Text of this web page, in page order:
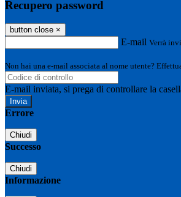
Recupero password
button close ×
E-mail Verrà
Non hai una e-mail associata al nome utente?
E-mail inviata, si prega di controllare la
Errore
Chiudi
Successo
Chiudi
Informazione